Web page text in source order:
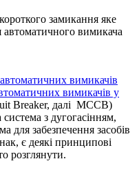
замикання яке
вимикача
вимикачів
вимикачів у
Breaker, далі MCCB)
з дугогасінням,
для забезпечення засобів
є деякі принципові
розглянути.